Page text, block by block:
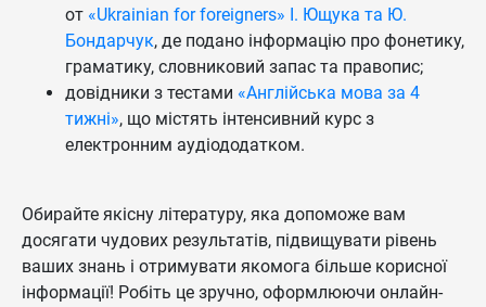
от «Ukrainian for foreigners» І. Ющука та Ю.
Бондарчук, де подано інформацію про фонетику,
граматику, словниковий запас та правопис;
довідники з тестами «Англійська мова за 4
тижні», що містять інтенсивний курс з
електронним аудіододатком.
Обирайте якісну літературу, яка допоможе вам
досягати чудових результатів, підвищувати рівень
ваших знань і отримувати якомога більше корисної
інформації! Робіть це зручно, оформлюючи онлайн-